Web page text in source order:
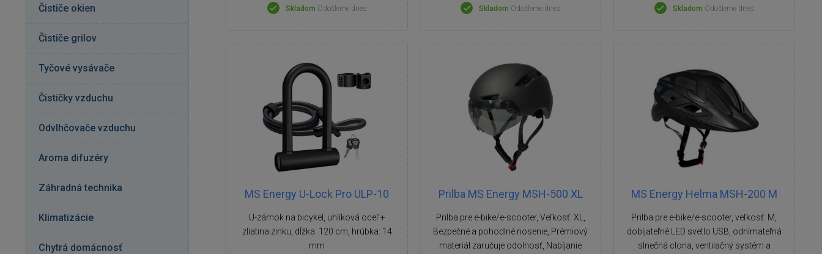
Skladom Odošleme dnes Skladom Odošleme dnes Skladom Odošleme dnes
MS Energy U-Lock Pro ULP-10
U-zámok na bicykel, uhlíková oceľ +
zliatina zinku, dĺžka: 120 cm, hrúbka: 14
mm
Prilba MS Energy MSH-500 XL
Prilba pre e-bike/e-scooter, Veľkosť: XL,
Bezpečné a pohodlné nosenie, Prémiový
materiál zaručuje odolnosť, Nabíjanie
MS Energy Helma MSH-200 M
Prilba pre e-bike/e-scooter, veľkosť: M,
dobíjateľné LED svetlo USB, odnímateľná
slnečná clona, ventilačný systém a
Čističe okien
Čističe grilov
Tyčové vysávače
Čističky vzduchu
Odvlhčovače vzduchu
Aroma difuzéry
Záhradná technika
Klimatizácie
Chytrá domácnosť